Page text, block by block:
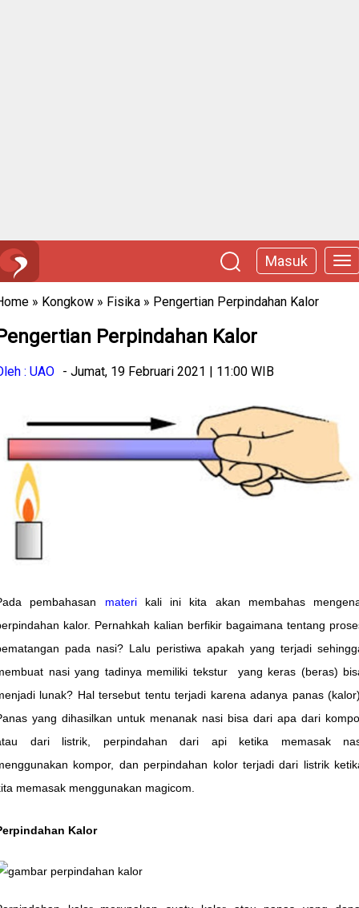
Masuk
» Kongkow » Fisika » Pengertian Perpindahan Kalor
Perpindahan Kalor
: UAO - Jumat, 19 Februari 2021 | 11:00 WIB
pembahasan materikali ini kita akan membahas
kalor. Pernahkah kalian berfikir bagaimana tentang
pada nasi? Lalu peristiwa apakah yang terjadi
nasi yang tadinya memiliki tekstur yang keras (beras)
lunak? Hal tersebut tentu terjadi karena adanya panas (kalor).
yang dihasilkan untuk menanak nasi bisa dari apa dari
dari listrik, perpindahan dari api ketika memasak
kompor, dan perpindahan kolor terjadi dari listrik
memasak menggunakan magicom.
Kalor